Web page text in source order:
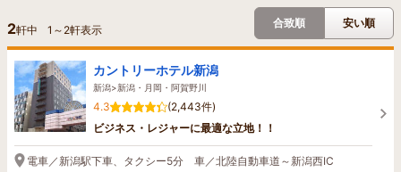
2軒中 1 ～ 2軒表示
合致順 安い順
カントリーホテル新潟
新潟>新潟・月岡・阿賀野川
4.3
(2,443件)
ビジネス・レジャーに最適な立地！！
電車／新潟駅下車、タクシー5分 車／北陸自動車道～新潟西IC